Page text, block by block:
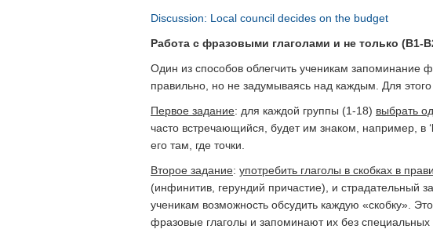
Discussion: Local council decides on the budget
Работа с фразовыми глаголами и не только (В1-
Один из способов облегчить ученикам запоминание
правильно, но не задумываясь над каждым. Для
Первое задание: для каждой группы (1-18) выбрать
часто встречающийся, будет им знаком, например, в
его там, где точки.
Второе задание: употребить глаголы в скобках в
(инфинитив, герундий причастие), и страдательный
ученикам возможность обсудить каждую «скобку».
фразовые глаголы и запоминают их без